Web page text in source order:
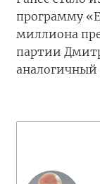
программу
миллиона
партии
аналогичный